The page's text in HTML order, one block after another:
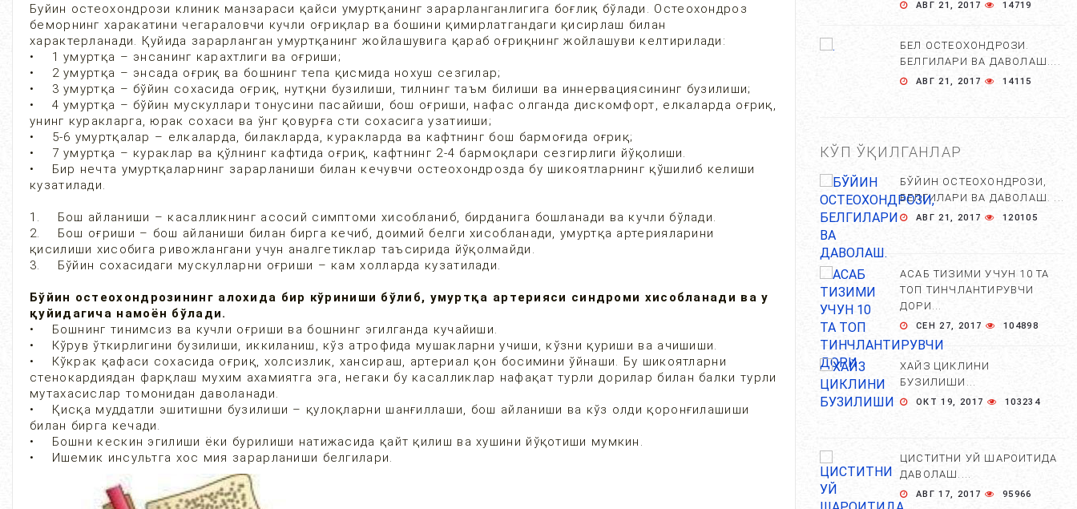
Буйин остеохондрози клиник манзараси қайси умуртқанинг зарарланганлигига боғлиқ бўлади. Остеохондроз
беморнинг харакатини чегараловчи кучли оғриқлар ва бошини қимирлатгандаги қисирлаш билан
характерланади. Қуйида зарарланган умуртқанинг жойлашувига қараб оғриқнинг жойлашуви келтирилади:
• 1 умуртқа – энсанинг карахтлиги ва оғриши;
• 2 умуртқа – энсада оғриқ ва бошнинг тепа қисмида нохуш сезгилар;
• 3 умуртқа – бўйин сохасида оғриқ, нутқни бузилиши, тилнинг таъм билиши ва иннервациясининг бузилиши;
• 4 умуртқа – бўйин мускуллари тонусини пасайиши, бош оғриши, нафас олганда дискомфорт, елкаларда оғриқ,
унинг куракларга, юрак сохаси ва ўнг қовурға сти сохасига узатииши;
• 5-6 умуртқалар – елкаларда, билакларда, куракларда ва кафтнинг бош бармоғида оғриқ;
• 7 умуртқа – кураклар ва қўлнинг кафтида оғриқ, кафтнинг 2-4 бармоқлари сезгирлиги йўқолиши.
• Бир нечта умуртқаларнинг зарарланиши билан кечувчи остеохондрозда бу шикоятларнинг қўшилиб келиши
кузатилади.
1. Бош айланиши – касалликнинг асосий симптоми хисобланиб, бирданига бошланади ва кучли бўлади.
2. Бош оғриши – бош айланиши билан бирга кечиб, доимий белги хисобланади, умуртқа артерияларини
қисилиши хисобига ривожлангани учун аналгетиклар таъсирида йўқолмайди.
3. Бўйин сохасидаги мускулларни оғриши – кам холларда кузатилади.
Бўйин остеохондрозининг алохида бир кўриниши бўлиб, умуртқа артерияси синдроми хисобланади ва у
қуйидагича намоён бўлади.
• Бошнинг тинимсиз ва кучли оғриши ва бошнинг эгилганда кучайиши.
• Кўрув ўткирлигини бузилиши, иккиланиш, кўз атрофида мушакларни учиши, кўзни қуриши ва ачишиши.
• Кўкрак қафаси сохасида оғриқ, холсизлик, хансираш, артериал қон босимини ўйнаши. Бу шикоятларни
стенокардиядан фарқлаш мухим ахамиятга эга, негаки бу касалликлар нафақат турли дорилар билан балки турли
мутахасислар томонидан даволанади.
• Қисқа муддатли эшитишни бузилиши – қулоқларни шанғиллаши, бош айланиши ва кўз олди қоронғилашиши
билан бирга кечади.
• Бошни кескин эгилиши ёки бурилиши натижасида қайт қилиш ва хушини йўқотиши мумкин.
• Ишемик инсультга хос мия зарарланиши белгилари.
АВГ 21, 2017 14719
БЕЛ ОСТЕОХОНДРОЗИ.
БЕЛГИЛАРИ ВА ДАВОЛАШ....
АВГ 21, 2017 14115
КЎП ЎҚИЛГАНЛАР
БЎЙИН ОСТЕОХОНДРОЗИ,
БЕЛГИЛАРИ ВА ДАВОЛАШ. ...
АВГ 21, 2017 120105
АСАБ ТИЗИМИ УЧУН 10 ТА
ТОП ТИНЧЛАНТИРУВЧИ
ДОРИ...
СЕН 27, 2017 104898
ХАЙЗ ЦИКЛИНИ
БУЗИЛИШИ...
ОКТ 19, 2017 103234
ЦИСТИТНИ УЙ ШАРОИТИДА
ДАВОЛАШ....
АВГ 17, 2017 95966